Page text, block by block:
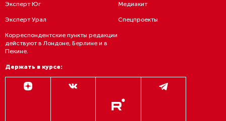
изданный совместно с «Клубом лидеров»
Эксперт Юг
Эксперт Урал
Корреспондентские пункты редакции
действуют в Лондоне, Берлине и в
Пекине.
Медиакит
Спецпроекты
Держать в курсе: